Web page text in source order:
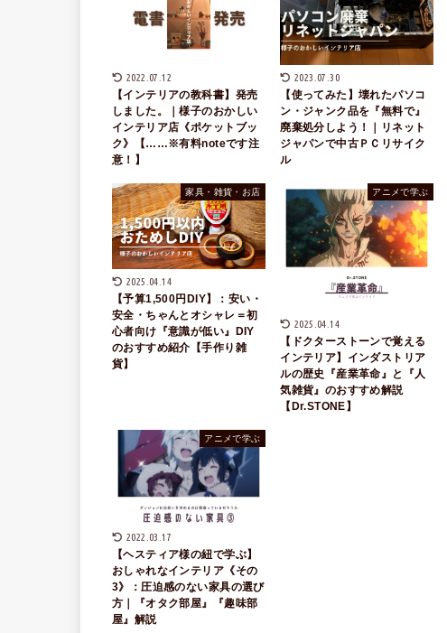
2022.07.12
【インテリアの教科書】発売
しました。｜様子のおかしい
インテリア店《ポケットブッ
ク》【……※有料noteです注
意！】
2023.07.30
【使ってみた】壊れたパソコ
ン・ジャンク品を『無料で』
廃棄処分しよう！｜リネット
ジャパンで中古ＰＣリサイク
ル
家具・雑貨・お店
2025.04.14
【予算1,500円DIY】：安い・
安全・ちゃんとオシャレ＝初
心者向け『意識が低い』DIY
のおすすめ紹介【手作り雑
貨】
アニメで学ぶ
2025.04.14
【ドクターストーンで覚える
インテリア】インダストリア
ルの歴史『産業革命』と『人
気雑貨』のおすすめ解説
【Dr.STONE】
アニメで学ぶ
2022.03.17
【ヘスティア様の紐で学ぶ】
おしゃれなインテリア《その
3》：圧迫感のない家具の選び
方｜『オタク部屋』『趣味部
屋』解説